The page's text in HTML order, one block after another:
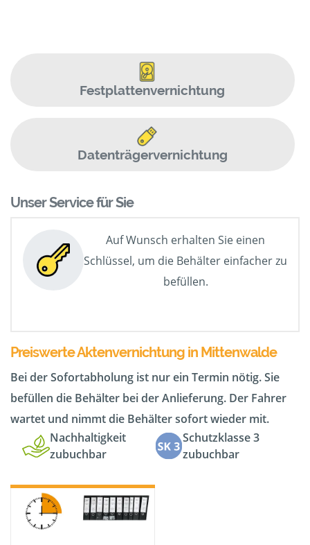
Festplattenvernichtung
Datenträgervernichtung
Unser Service für Sie
Auf Wunsch erhalten Sie einen
Schlüssel, um die Behälter einfacher zu
befüllen.
Preiswerte Aktenvernichtung in Mittenwalde
Bei der Sofortabholung ist nur ein Termin nötig. Sie
befüllen die Behälter bei der Anlieferung. Der Fahrer
wartet und nimmt die Behälter sofort wieder mit.
Nachhaltigkeit
zubuchbar
Schutzklasse 3
zubuchbar